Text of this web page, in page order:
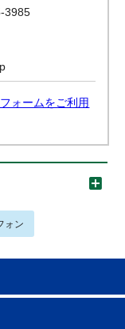
3985
ォームをご利用
ォン